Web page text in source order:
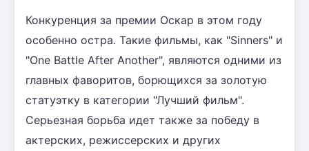
Конкуренция за премии Оскар в этом году
особенно остра. Такие фильмы, как "Sinners" и
"One Battle After Another", являются одними из
главных фаворитов, борющихся за золотую
статуэтку в категории "Лучший фильм".
Серьезная борьба идет также за победу в
актерских, режиссерских и других